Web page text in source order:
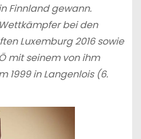
Finnland gewann.
bei den
Luxemburg 2016 sowie
mit seinem von ihm
1999 in Langenlois (6.